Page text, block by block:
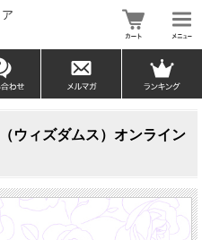
ウィズダムス）オンライン